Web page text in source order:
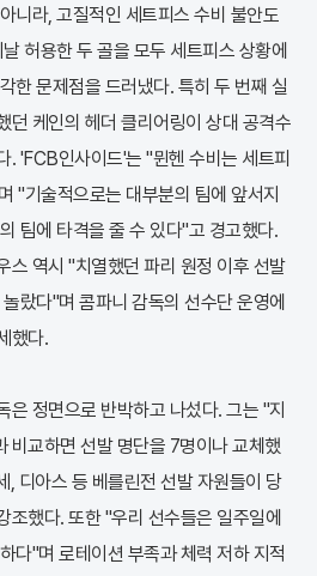
니라, 고질적인 세트피스 수비 불안도
허용한 두 골을 모두 세트피스 상황에
한 문제점을 드러냈다. 특히 두 번째 실
던 케인의 헤더 클리어링이 상대 공격수
. 'FCB인사이드'는 "뮌헨 수비는 세트피
"기술적으로는 대부분의 팀에 앞서지
팀에 타격을 줄 수 있다"고 경고했다.
스 역시 "치열했던 파리 원정 이후 선발
랐다"며 콤파니 감독의 선수단 운영에
했다.
은 정면으로 반박하고 나섰다. 그는 "지
비교하면 선발 명단을 7명이나 교체했
, 디아스 등 베를린전 선발 자원들이 당
조했다. 또한 "우리 선수들은 일주일에
다"며 로테이션 부족과 체력 저하 지적